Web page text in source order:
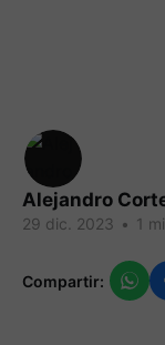
Alejandro
29 dic. 2023 • 1
Compartir: